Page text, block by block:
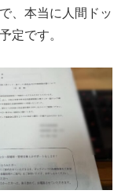
、本当に人間ドッ
定です。